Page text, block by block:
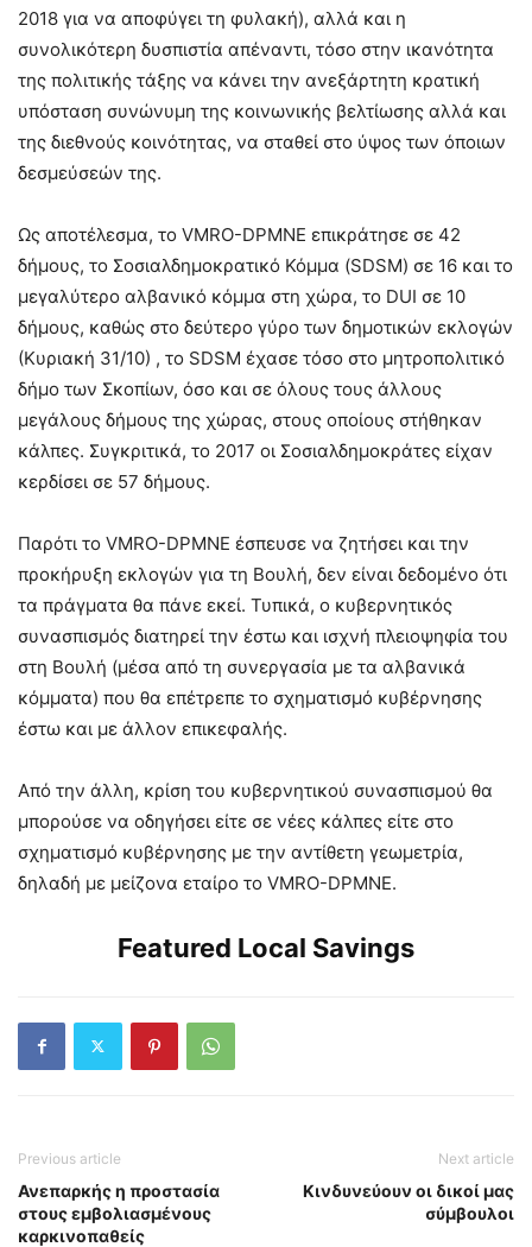
2018 για να αποφύγει τη φυλακή), αλλά και η
συνολικότερη δυσπιστία απέναντι, τόσο στην ικανότητα
της πολιτικής τάξης να κάνει την ανεξάρτητη κρατική
υπόσταση συνώνυμη της κοινωνικής βελτίωσης αλλά και
της διεθνούς κοινότητας, να σταθεί στο ύψος των όποιων
δεσμεύσεών της.
Ως αποτέλεσμα, το VMRO-DPMNE επικράτησε σε 42
δήμους, το Σοσιαλδημοκρατικό Κόμμα (SDSM) σε 16 και το
μεγαλύτερο αλβανικό κόμμα στη χώρα, το DUI σε 10
δήμους, καθώς στο δεύτερο γύρο των δημοτικών εκλογών
(Κυριακή 31/10) , το SDSM έχασε τόσο στο μητροπολιτικό
δήμο των Σκοπίων, όσο και σε όλους τους άλλους
μεγάλους δήμους της χώρας, στους οποίους στήθηκαν
κάλπες. Συγκριτικά, το 2017 οι Σοσιαλδημοκράτες είχαν
κερδίσει σε 57 δήμους.
Παρότι το VMRO-DPMNE έσπευσε να ζητήσει και την
προκήρυξη εκλογών για τη Βουλή, δεν είναι δεδομένο ότι
τα πράγματα θα πάνε εκεί. Τυπικά, ο κυβερνητικός
συνασπισμός διατηρεί την έστω και ισχνή πλειοψηφία του
στη Βουλή (μέσα από τη συνεργασία με τα αλβανικά
κόμματα) που θα επέτρεπε το σχηματισμό κυβέρνησης
έστω και με άλλον επικεφαλής.
Από την άλλη, κρίση του κυβερνητικού συνασπισμού θα
μπορούσε να οδηγήσει είτε σε νέες κάλπες είτε στο
σχηματισμό κυβέρνησης με την αντίθετη γεωμετρία,
δηλαδή με μείζονα εταίρο το VMRO-DPMNE.
Featured Local Savings
Previous article
Ανεπαρκής η προστασία
στους εμβολιασμένους
καρκινοπαθείς
Next article
Κινδυνεύουν οι δικοί μας
σύμβουλοι